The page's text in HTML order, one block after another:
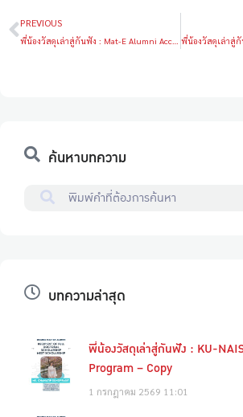
PREVIOUS
ค้นหาบทความ
บทความล่าสุด
พี่น้องวัสดุเล่าสู่กันฟัง : KU-
Program – Copy
1 กรกฎาคม 2569 11:01